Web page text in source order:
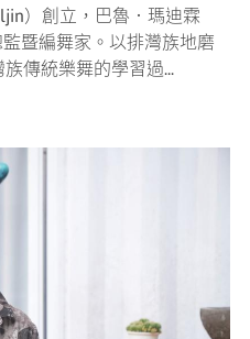
）創⽴，巴魯．瑪迪霖
暨編舞家。以排灣族地磨
傳統樂舞的學習過...